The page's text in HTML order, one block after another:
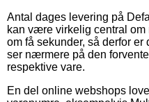
Antal dages levering på
kan være virkelig central
om få sekunder, så derfor
ser nærmere på den
respektive vare.
En del online webshops